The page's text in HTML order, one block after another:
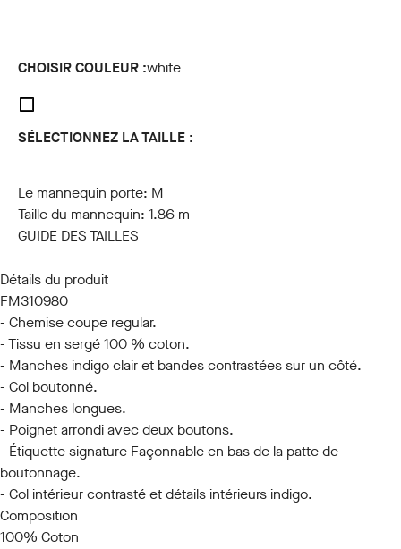
CHOISIR COULEUR :white
SÉLECTIONNEZ LA TAILLE :
Le mannequin porte: M
Taille du mannequin: 1.86 m
GUIDE DES TAILLES
Détails du produit
FM310980
- Chemise coupe regular.
- Tissu en sergé 100 % coton.
- Manches indigo clair et bandes contrastées sur un côté.
- Col boutonné.
- Manches longues.
- Poignet arrondi avec deux boutons.
- Étiquette signature Façonnable en bas de la patte de
boutonnage.
- Col intérieur contrasté et détails intérieurs indigo.
Composition
100% Coton